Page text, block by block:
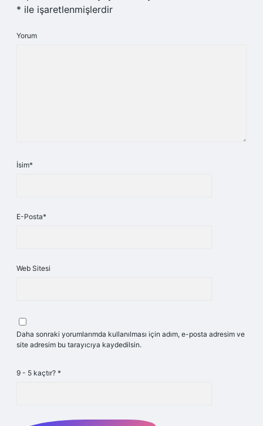
* ile işaretlenmişlerdir
Yorum
İsim*
E-Posta*
Web Sitesi
Daha sonraki yorumlarımda kullanılması için adım, e-posta adresim ve
site adresim bu tarayıcıya kaydedilsin.
9 - 5 kaçtır? *